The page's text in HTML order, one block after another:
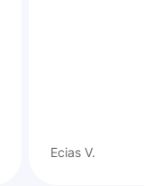
Ecias V.